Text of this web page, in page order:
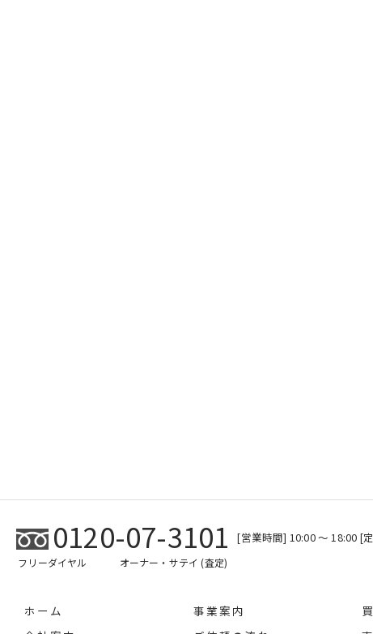
0120-07-3101
フリーダイヤル オーナー・サテイ (査定)
[営業時間] 10:00 ～ 18:00 [
ホーム
事業案内